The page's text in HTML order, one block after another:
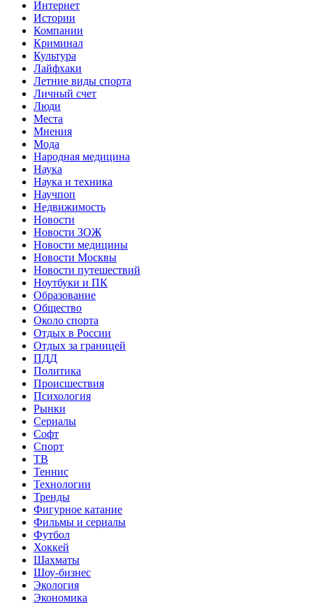
Интернет
Истории
Компании
Криминал
Культура
Лайфхаки
Летние виды спорта
Личный счет
Люди
Места
Мнения
Мода
Народная медицина
Наука
Наука и техника
Научпоп
Недвижимость
Новости
Новости ЗОЖ
Новости медицины
Новости Москвы
Новости путешествий
Ноутбуки и ПК
Образование
Общество
Около спорта
Отдых в России
Отдых за границей
ПДД
Политика
Происшествия
Психология
Рынки
Сериалы
Софт
Спорт
ТВ
Теннис
Технологии
Тренды
Фигурное катание
Фильмы и сериалы
Футбол
Хоккей
Шахматы
Шоу-бизнес
Экология
Экономика